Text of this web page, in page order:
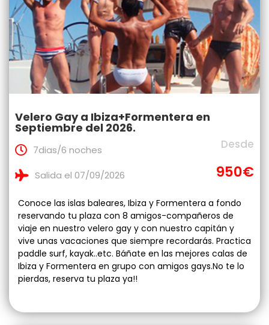
Velero Gay a Ibiza+Formentera en
Septiembre del 2026.
7dias/6 noches
Salida el 07/09/2026
Desde
950€
Conoce las islas baleares, Ibiza y Formentera a fondo
reservando tu plaza con 8 amigos-compañeros de
viaje en nuestro velero gay y con nuestro capitán y
vive unas vacaciones que siempre recordarás. Practica
paddle surf, kayak..etc. Báñate en las mejores calas de
Ibiza y Formentera en grupo con amigos gays.No te lo
pierdas, reserva tu plaza ya!!